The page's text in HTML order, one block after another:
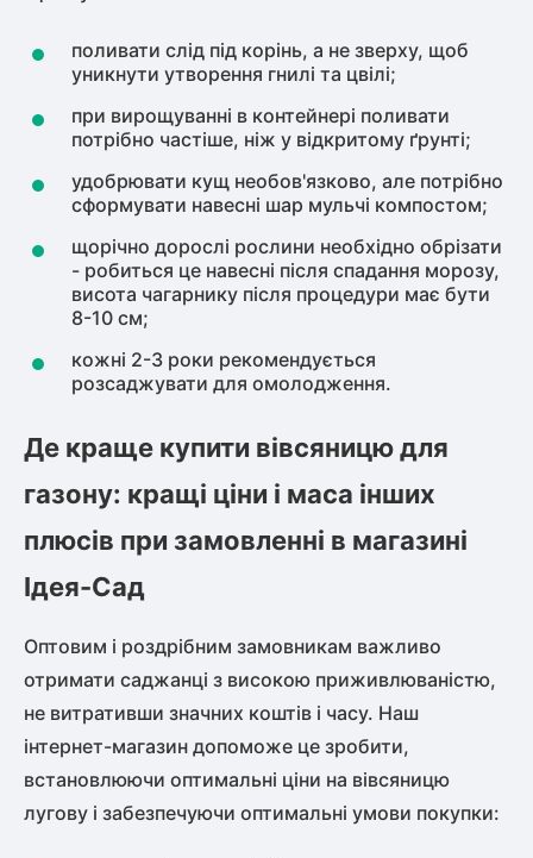
поливати слід під корінь, а не зверху, щоб
уникнути утворення гнилі та цвілі;
при вирощуванні в контейнері поливати
потрібно частіше, ніж у відкритому ґрунті;
удобрювати кущ необов'язково, але потрібно
сформувати навесні шар мульчі компостом;
щорічно дорослі рослини необхідно обрізати
- робиться це навесні після спадання морозу,
висота чагарнику після процедури має бути
8-10 см;
кожні 2-3 роки рекомендується
розсаджувати для омолодження.
Де краще купити вівсяницю для
газону: кращі ціни і маса інших
плюсів при замовленні в магазині
Ідея-Сад
Оптовим і роздрібним замовникам важливо
отримати саджанці з високою приживлюваністю,
не витративши значних коштів і часу. Наш
інтернет-магазин допоможе це зробити,
встановлюючи оптимальні ціни на вівсяницю
лугову і забезпечуючи оптимальні умови покупки: